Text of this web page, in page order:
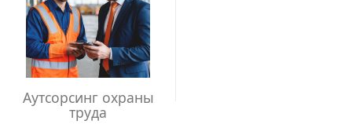
Аутсорсинг охраны
труда